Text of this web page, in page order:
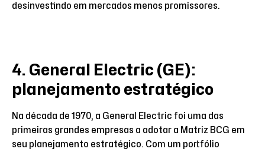
desinvestindo em mercados menos promissores.
4. General Electric (GE):
planejamento estratégico
Na década de 1970, a General Electric foi uma das
primeiras grandes empresas a adotar a Matriz BCG em
seu planejamento estratégico. Com um portfólio